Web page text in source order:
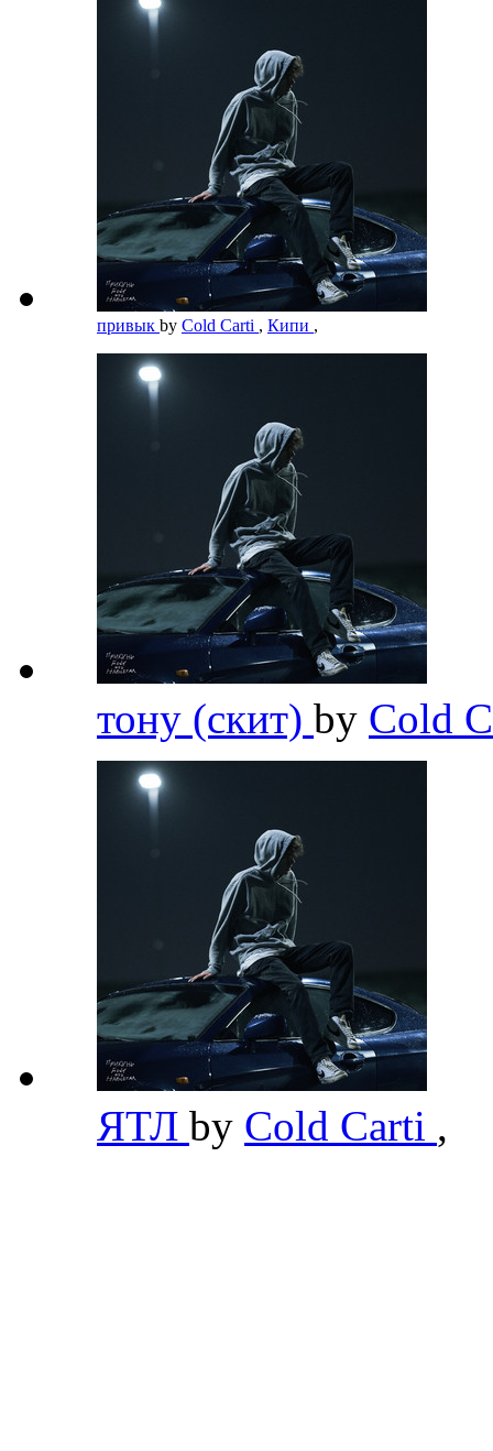
привык by Cold Carti , Кипи ,
тону (скит) by Cold
ЯТЛ by Cold Carti ,